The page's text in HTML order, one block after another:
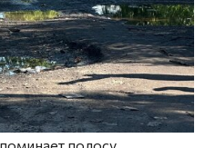
полосу